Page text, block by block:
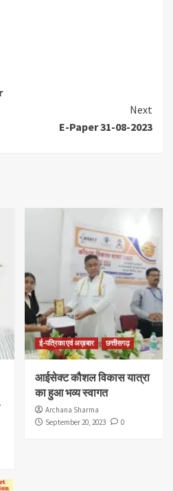
Next
E-Paper 31-08-2023
ई-पत्रिका एवं अख़बार छत्तीसगढ़
आईसेक्ट कौशल विकास यात्रा
का हुआ भव्य स्वागत
Archana Sharma
September 20, 2023
0